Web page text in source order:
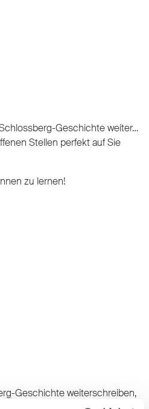
Geschichte weiter…
Stellen perfekt auf Sie
zu lernen!
Geschichte weiterschreiben,